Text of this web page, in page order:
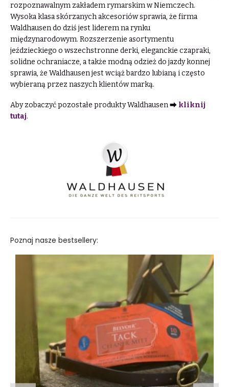
rozpoznawalnym zakładem rymarskim w Niemczech.
Wysoka klasa skórzanych akcesoriów sprawia, że firma
Waldhausen do dziś jest liderem na rynku
międzynarodowym. Rozszerzenie asortymentu
jeździeckiego o wszechstronne derki, eleganckie czapraki,
solidne ochraniacze, a także modną odzież do jazdy konnej
sprawia, że Waldhausen jest wciąż bardzo lubianą i często
wybieraną przez naszych klientów marką.
Aby zobaczyć pozostałe produkty Waldhausen ⮕ kliknij
tutaj.
Poznaj nasze bestsellery: